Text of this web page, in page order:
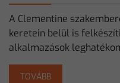
A Clementine
keretein belül is
alkalmazások
TOVÁBB